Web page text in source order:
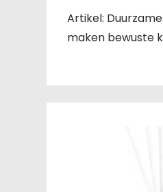
Artikel:
maken bewuste